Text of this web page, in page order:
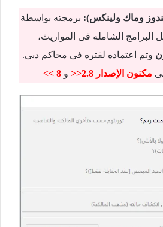
وماك ولينكس): برمجته بواسطة
البرامج الشامله فى المواريث،
وتم اعتماده لفتره فى محاكم دبى.
مكنون الإصدار 2.8 << و 8 >>